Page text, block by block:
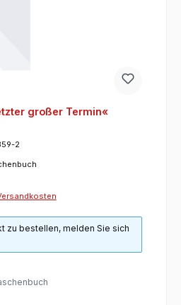
großer Termin«
2
zu bestellen, melden Sie sich